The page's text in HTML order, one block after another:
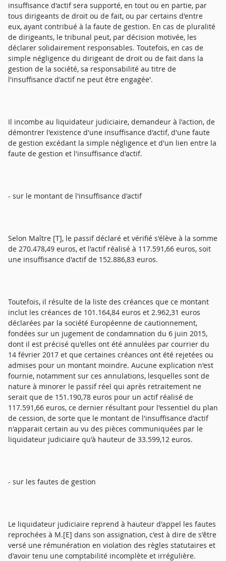
insuffisance d'actif sera supporté, en tout ou en partie, par
tous dirigeants de droit ou de fait, ou par certains d'entre
eux, ayant contribué à la faute de gestion. En cas de pluralité
de dirigeants, le tribunal peut, par décision motivée, les
déclarer solidairement responsables. Toutefois, en cas de
simple négligence du dirigeant de droit ou de fait dans la
gestion de la société, sa responsabilité au titre de
l'insuffisance d'actif ne peut être engagée'.
Il incombe au liquidateur judiciaire, demandeur à l'action, de
démontrer l'existence d'une insuffisance d'actif, d'une faute
de gestion excédant la simple négligence et d'un lien entre la
faute de gestion et l'insuffisance d'actif.
- sur le montant de l'insuffisance d'actif
Selon Maître [T], le passif déclaré et vérifié s'élève à la somme
de 270.478,49 euros, et l'actif réalisé à 117.591,66 euros, soit
une insuffisance d'actif de 152.886,83 euros.
Toutefois, il résulte de la liste des créances que ce montant
inclut les créances de 101.164,84 euros et 2.962,31 euros
déclarées par la société Européenne de cautionnement,
fondées sur un jugement de condamnation du 6 juin 2015,
dont il est précisé qu'elles ont été annulées par courrier du
14 février 2017 et que certaines créances ont été rejetées ou
admises pour un montant moindre. Aucune explication n'est
fournie, notamment sur ces annulations, lesquelles sont de
nature à minorer le passif réel qui après retraitement ne
serait que de 151.190,78 euros pour un actif réalisé de
117.591,66 euros, ce dernier résultant pour l'essentiel du plan
de cession, de sorte que le montant de l'insuffisance d'actif
n'apparait certain au vu des pièces communiquées par le
liquidateur judiciaire qu'à hauteur de 33.599,12 euros.
- sur les fautes de gestion
Le liquidateur judiciaire reprend à hauteur d'appel les fautes
reprochées à M.[E] dans son assignation, c'est à dire de s'être
versé une rémunération en violation des règles statutaires et
d'avoir tenu une comptabilité incomplète et irrégulière.